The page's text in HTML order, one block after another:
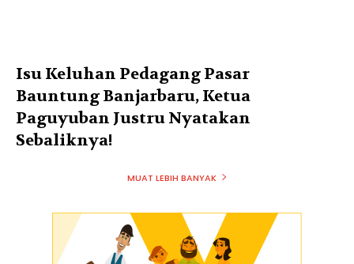
Isu Keluhan Pedagang Pasar
Bauntung Banjarbaru, Ketua
Paguyuban Justru Nyatakan
Sebaliknya!
MUAT LEBIH BANYAK